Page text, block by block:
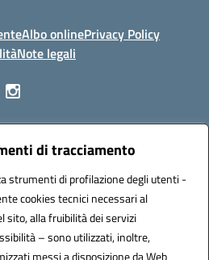
di tracciamento
strumenti di profilazione degli utenti -
cookies tecnici necessari al
alla fruibilità dei servizi
– sono utilizzati, inoltre,
messi a disposizione da Web
Albo onlinePrivacy Policy
Note legali
Molfetta
BARH04000D@pec.istruzione.it